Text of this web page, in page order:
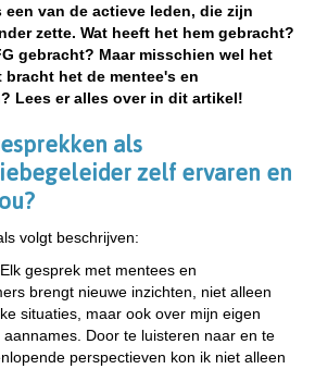
een van de actieve leden, die zijn
zette. Wat heeft het hem gebracht?
gebracht? Maar misschien wel het
het de mentee's en
Lees er alles over in dit artikel!
als
zelf ervaren en
volgt beschrijven:
Elk gesprek met mentees en
brengt nieuwe inzichten, niet alleen
situaties, maar ook over mijn eigen
Door te luisteren naar en te
perspectieven kon ik niet alleen